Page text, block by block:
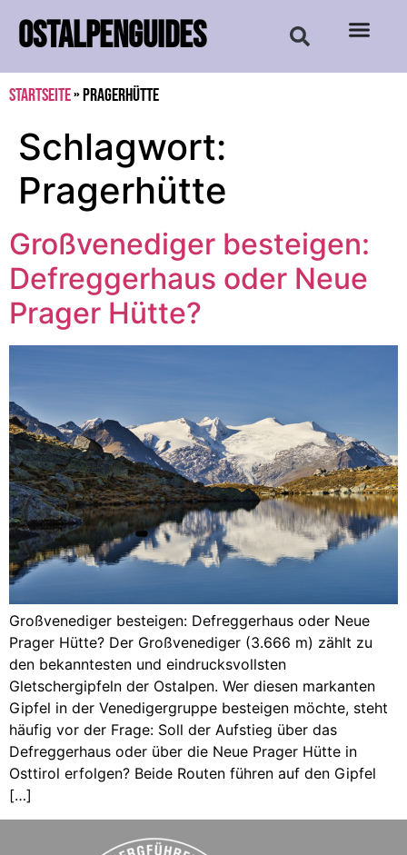
OSTALPENGUIDES
Startseite»Pragerhütte
Schlagwort:
Pragerhütte
Großvenediger besteigen:
Defreggerhaus oder Neue
Prager Hütte?
Großvenediger besteigen: Defreggerhaus oder Neue
Prager Hütte? Der Großvenediger (3.666 m) zählt zu
den bekanntesten und eindrucksvollsten
Gletschergipfeln der Ostalpen. Wer diesen markanten
Gipfel in der Venedigergruppe besteigen möchte, steht
häufig vor der Frage: Soll der Aufstieg über das
Defreggerhaus oder über die Neue Prager Hütte in
Osttirol erfolgen? Beide Routen führen auf den Gipfel
[…]